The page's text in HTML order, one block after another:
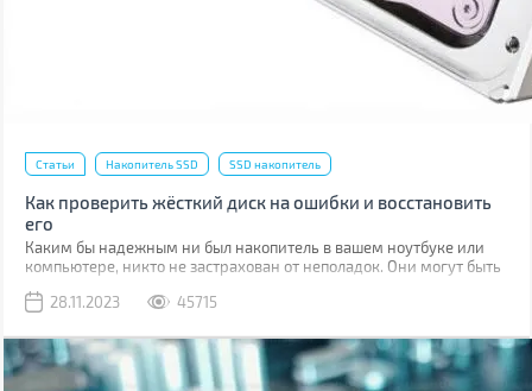
Статьи Накопитель SSD SSD накопитель
Как проверить жёсткий диск на ошибки и восстановить
его
Каким бы надежным ни был накопитель в вашем ноутбуке или
компьютере, никто не застрахован от неполадок. Они могут быть
повреждениями ячеек памяти.
28.11.2023 45715